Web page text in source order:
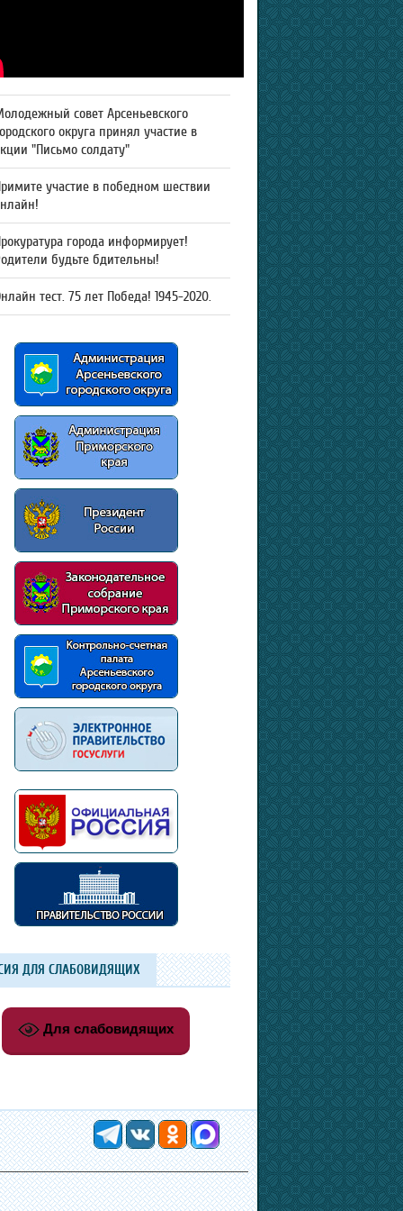
совет Арсеньевского
округа принял участие в
"Письмо солдату"
участие в победном шествии
города информирует!
будьте бдительны!
тест. 75 лет Победа! 1945-2020.
ДЛЯ СЛАБОВИДЯЩИХ
Для слабовидящих